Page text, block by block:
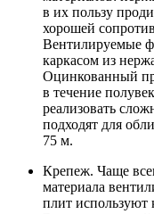
в их пользу
хорошей
Вентилируемые
каркасом из
Оцинкованный
в течение
реализовать
подходят для
75 м.
Крепеж. Чаще
материала
плит используют